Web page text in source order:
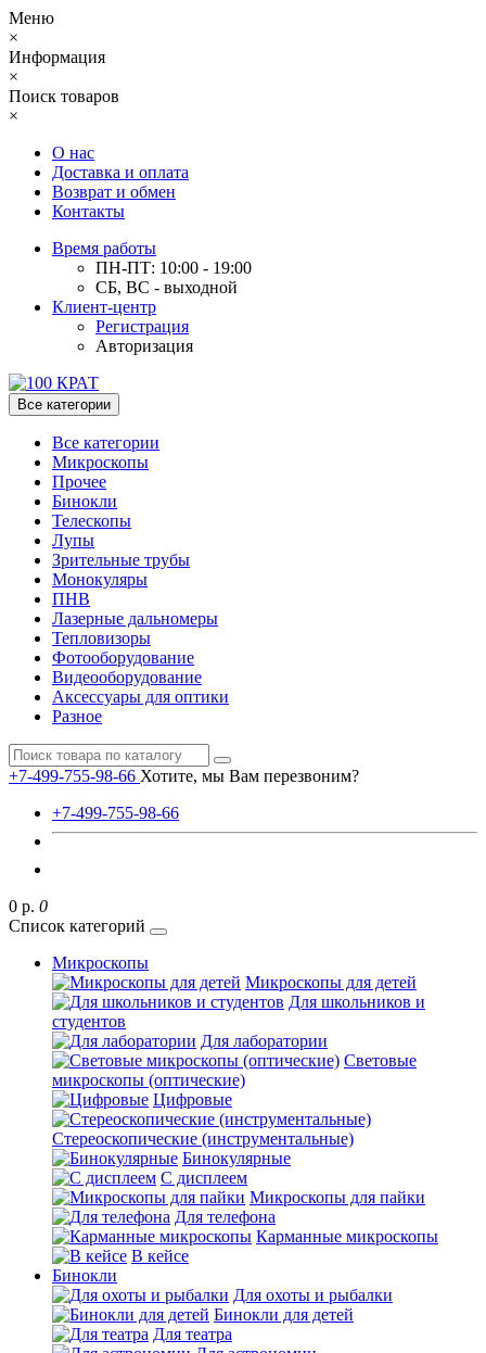
Меню
×
Информация
×
Поиск товаров
×
О нас
Доставка и оплата
Возврат и обмен
Контакты
Время работы
ПН-ПТ: 10:00 - 19:00
СБ, ВС - выходной
Клиент-центр
Регистрация
Авторизация
Все категории
Все категории
Микроскопы
Прочее
Бинокли
Телескопы
Лупы
Зрительные трубы
Монокуляры
ПНВ
Лазерные дальномеры
Тепловизоры
Фотооборудование
Видеооборудование
Аксессуары для оптики
Разное
+7-499-755-98-66 Хотите, мы Вам перезвоним?
+7-499-755-98-66
0 р. 0
Список категорий
Микроскопы
Микроскопы для детей
Для школьников и
студентов
Для лаборатории
Световые
микроскопы (оптические)
Цифровые
Стереоскопические (инструментальные)
Бинокулярные
С дисплеем
Микроскопы для пайки
Для телефона
Карманные микроскопы
В кейсе
Бинокли
Для охоты и рыбалки
Бинокли для детей
Для театра